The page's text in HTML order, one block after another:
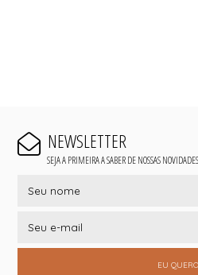
NEWSLETTER
SEJA A PRIMEIRA A SABER DE NOSSAS
EU QUERO